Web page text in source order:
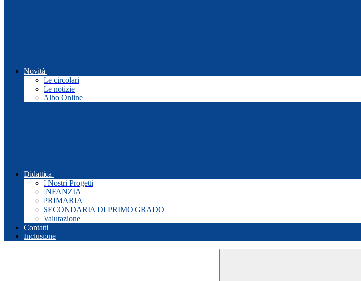
Novità
Le circolari
Le notizie
Albo Online
Didattica
I Nostri Progetti
INFANZIA
PRIMARIA
SECONDARIA DI PRIMO GRADO
Valutazione
Contatti
Inclusione